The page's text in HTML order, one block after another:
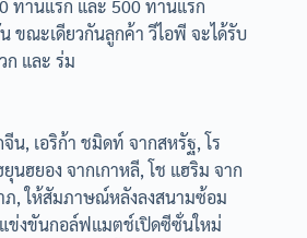
ท่านแรก และ 500 ท่านแรก
ขณะเดียวกันลูกค้า วีไอพี จะได้รับ
และ ร่ม
น, เอริก้า ชมิดท์ จากสหรัฐ, โร
นฮยอง จากเกาหลี, โช แฮริม จาก
ภ, ให้สัมภาษณ์หลังลงสนามซ้อม
ข่งขันกอล์ฟแมตช์เปิดซีซั่นใหม่